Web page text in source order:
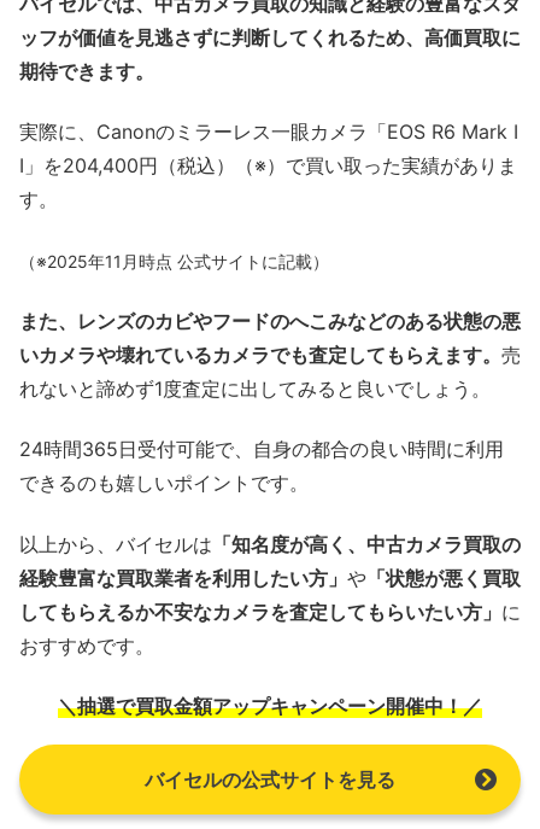
ッフが価値を見逃さずに判断してくれるため、高価買取に
期待できます。
実際に、Canonのミラーレス一眼カメラ「EOS R6 Mark I
I」を204,400円（税込）（※）で買い取った実績がありま
す。
（※2025年11月時点 公式サイトに記載）
また、レンズのカビやフードのへこみなどのある状態の悪
いカメラや壊れているカメラでも査定してもらえます。 売
れないと諦めず1度査定に出してみると良いでしょう。
24時間365日受付可能で、自身の都合の良い時間に利用
できるのも嬉しいポイントです。
以上から、バイセルは 「知名度が高く、中古カメラ買取の
経験豊富な買取業者を利用したい方」 や 「状態が悪く買取
してもらえるか不安なカメラを査定してもらいたい方」 に
おすすめです。
＼抽選で買取金額アップキャンペーン開催中！／
バイセルの公式サイトを見る